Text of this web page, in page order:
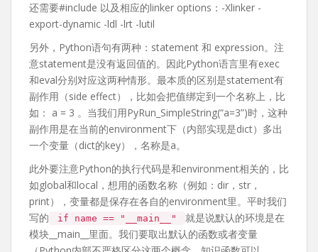
还需要#include 以及相应的linker options：-Xlinker -
export-dynamic -ldl -lrt -lutil
另外，Python语句有两种：statement 和 expression。注
意statement是没有返回值的。因此Python语言里有exec
和eval分别对应这两种情形。最本质的区别是statement有
副作用（side effect），比如会把值绑定到一个名称上，比
如： a = 3 。当我们用PyRun_SimpleString(“a=3”)时，这种
副作用是在当前的environment下（内部实现是dict）多出
一个变量（dict的key），名称是a。
此外要注意Python的执行代码是和environment相关的，比
如global和local，想用的函数名称（例如：dir，str，
print），变量都是保存在各自的environment里。平时我们
写的
if name == "__main__"
就是说默认的环境是在
模块__main__里面。我们要取出默认的函数或者变量